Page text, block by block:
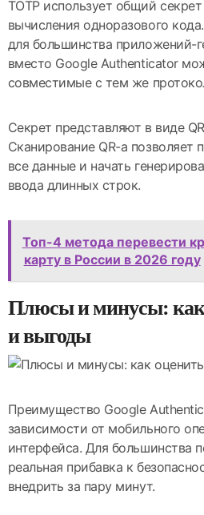
TOTP использует общий
вычисления одноразового
для большинства приложений-
вместо Google Authenticator
совместимые с тем же
Секрет представляют в виде
Сканирование QR-а позволяет
все данные и начать
ввода длинных строк.
Топ-4 метода перевести
карту в России в 2026 году
Плюсы и минусы: как
и выгоды
Преимущество Google
зависимости от мобильного
интерфейса. Для большинства
реальная прибавка к
внедрить за пару минут.